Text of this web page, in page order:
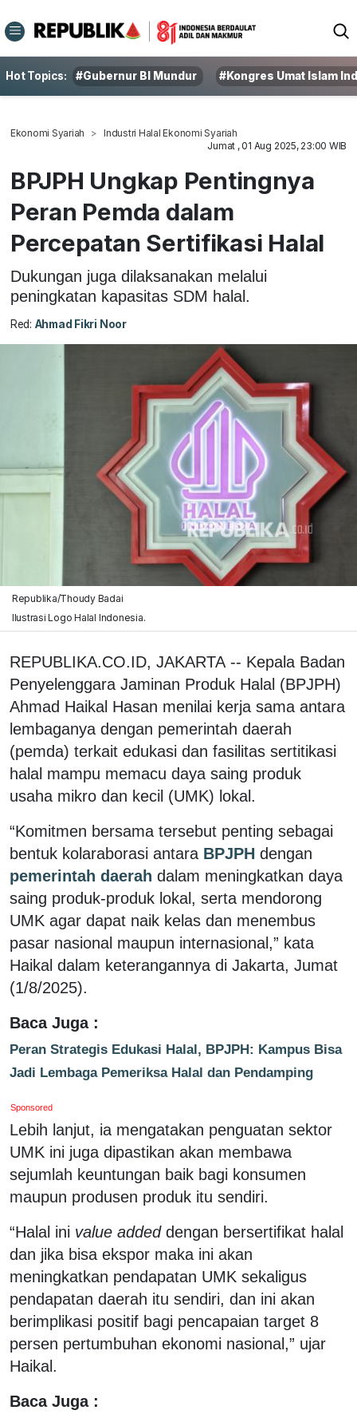
Hot Topics: #Gubernur BI Mundur #Kongres Umat Islam
Ekonomi Syariah
Industri Halal Ekonomi Syariah
Jumat , 01 Aug 2025, 23:00 WIB
BPJPH Ungkap Pentingnya
Peran Pemda dalam
Percepatan Sertifikasi Halal
Dukungan juga dilaksanakan melalui
peningkatan kapasitas SDM halal.
Red: Ahmad Fikri Noor
Republika/Thoudy Badai
Ilustrasi Logo Halal Indonesia.
REPUBLIKA.CO.ID, JAKARTA -- Kepala Badan
Penyelenggara Jaminan Produk Halal (BPJPH)
Ahmad Haikal Hasan menilai kerja sama antara
lembaganya dengan pemerintah daerah
(pemda) terkait edukasi dan fasilitas sertitikasi
halal mampu memacu daya saing produk
usaha mikro dan kecil (UMK) lokal.
“Komitmen bersama tersebut penting sebagai
bentuk kolaraborasi antara BPJPH dengan
pemerintah daerah dalam meningkatkan daya
saing produk-produk lokal, serta mendorong
UMK agar dapat naik kelas dan menembus
pasar nasional maupun internasional,” kata
Haikal dalam keterangannya di Jakarta, Jumat
(1/8/2025).
Baca Juga :
Peran Strategis Edukasi Halal, BPJPH: Kampus Bisa
Jadi Lembaga Pemeriksa Halal dan Pendamping
Sponsored
Lebih lanjut, ia mengatakan penguatan sektor
UMK ini juga dipastikan akan membawa
sejumlah keuntungan baik bagi konsumen
maupun produsen produk itu sendiri.
“Halal ini value addeddengan bersertifikat halal
dan jika bisa ekspor maka ini akan
meningkatkan pendapatan UMK sekaligus
pendapatan daerah itu sendiri, dan ini akan
berimplikasi positif bagi pencapaian target 8
persen pertumbuhan ekonomi nasional,” ujar
Haikal.
Baca Juga :